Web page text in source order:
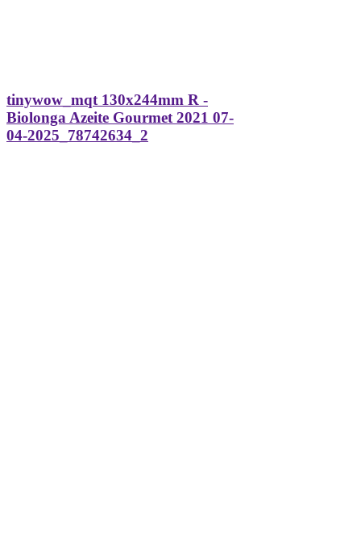
tinywow_mqt 130x244mm R -
Biolonga Azeite Gourmet 2021 07-
04-2025_78742634_2